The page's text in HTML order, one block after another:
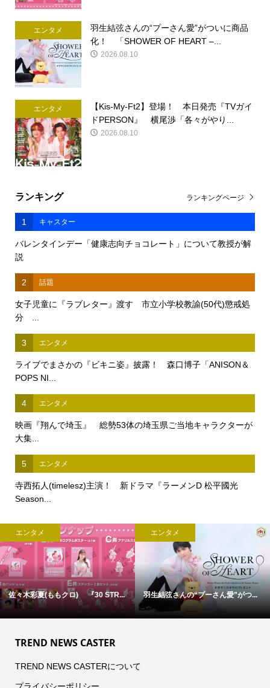
エンタメ
羽生結弦さんの“プーさん愛”がついに商品
化！ 「SHOWER OF HEART –...
2026.08.10
エンタメ
【Kis-My-Ft2】登場！ 本日発売『TVガイ
ドPERSON』 横尾渉「各々がやり...
2026.08.10
ランキング
1 キャスター
バレンタインデー「健康志向チョコレート」について教授が解
説
2 話題
女子児童に『ラブレター』渡す 市立小学校教諭(50代)懲戒処
分 ...
3 エンタメ
ライブでまさかの『ビキニ姿』披露！ 森口博子「ANISON＆
POPS NI...
4 エンタメ
映画『翔んで埼玉』 総勢53体の埼玉県ご当地キャラクターが
大集...
5 エンタメ
寺西拓人(timelesz)主演！ 新ドラマ『ラーメンD 松平國光
Season...
ランキングページ
エンタメ
佐々木彩夏(ももクロ) 『30 STR...
エンタメ
羽生結弦さんの“プーさん愛”がつ...
TREND NEWS CASTER
TREND NEWS CASTERについて